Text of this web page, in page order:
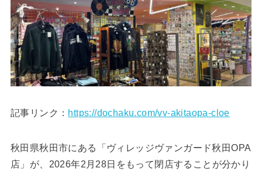
記事リンク： https://dochaku.com/vv-akitaopa-cloe
秋田県秋田市にある「ヴィレッジヴァンガード秋田OPA
店」が、2026年2月28日をもって閉店することが分かり